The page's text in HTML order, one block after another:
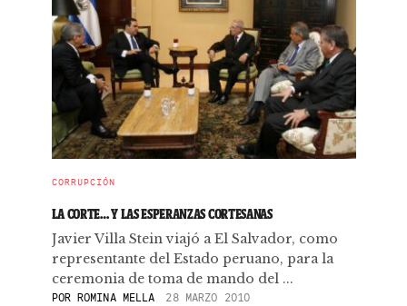
CORRUPCIÓN
LA CORTE… Y LAS ESPERANZAS CORTESANAS
Javier Villa Stein viajó a El Salvador, como
representante del Estado peruano, para la
ceremonia de toma de mando del ...
POR ROMINA MELLA 28 MARZO 2010